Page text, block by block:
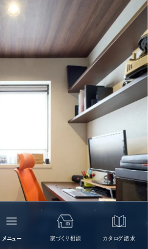
メニュー 家づくり相談 カタログ請求